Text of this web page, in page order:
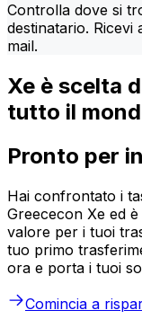
Controlla dove si
destinatario. Ricevi
mail.
Xe è scelta
tutto il
Pronto per
Hai confrontato i
Greececon Xe ed
valore per i tuoi
tuo primo
ora e porta i tuoi
Comincia a